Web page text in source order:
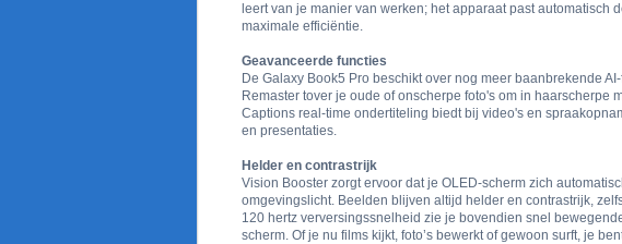
leert van je manier van werken; het apparaat past automatisch
maximale efficiëntie.
Geavanceerde functies
De Galaxy Book5 Pro beschikt over nog meer baanbrekende
Remaster tover je oude of onscherpe foto's om in haarscherpe
Captions real-time ondertiteling biedt bij video's en
en presentaties.
Helder en contrastrijk
Vision Booster zorgt ervoor dat je OLED-scherm zich
omgevingslicht. Beelden blijven altijd helder en contrastrijk,
120 hertz verversingssnelheid zie je bovendien snel
scherm. Of je nu films kijkt, foto’s bewerkt of gewoon surft, je